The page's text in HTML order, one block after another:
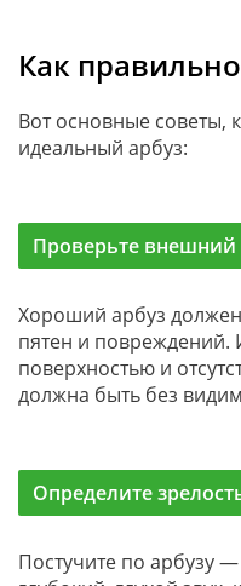
Как
Вот основные советы,
идеальный арбуз:
Проверьте внешний
Хороший арбуз
пятен и повреждений.
поверхностью и
должна быть без
Определите
Постучите по арбузу